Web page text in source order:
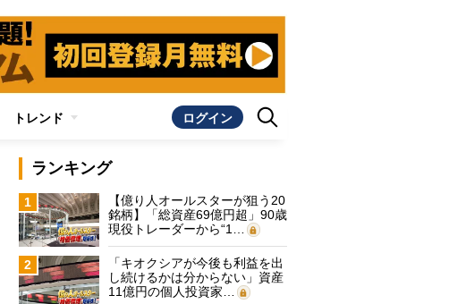
トレンド ログイン
ランキング
1
【億り人オールスターが狙う20
銘柄】「総資産69億円超」90歳
現役トレーダーから“1…
2
「キオクシアが今後も利益を出
し続けるかは分からない」資産
11億円の個人投資家…